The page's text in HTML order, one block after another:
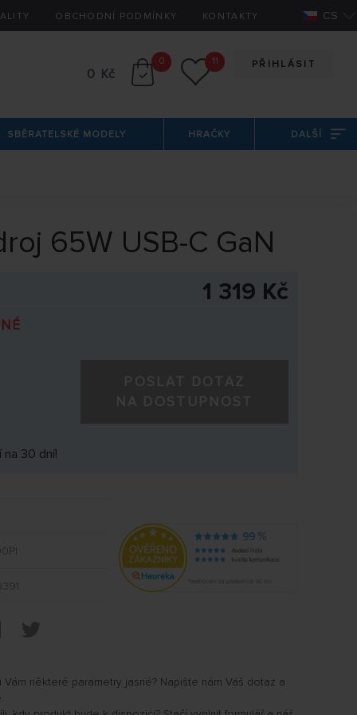
OBCHODNÍ PODMÍNKY KONTAKTY CS
PŘIHLÁSIT
0 Kč
0 11
SBĚRATELSKÉ MODELY HRAČKY DALŠÍ
65W USB-C GaN
1 319 Kč
na 30 dní!
některé parametry jasné? Napište nám Váš dotaz a